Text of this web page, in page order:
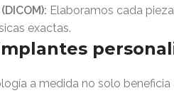
Elaboramos cada
exactas.
a medida no solo